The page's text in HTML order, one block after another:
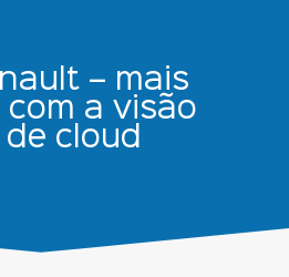
– mais
com a visão
cloud